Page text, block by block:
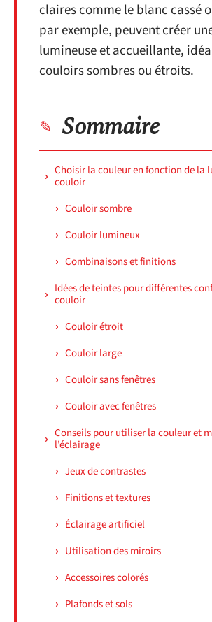
claires comme le blanc cassé
par exemple, peuvent créer
lumineuse et accueillante,
couloirs sombres ou étroits.
Sommaire
Choisir la couleur en fonction de la
couloir
Couloir sombre
Couloir lumineux
Combinaisons et finitions
Idées de teintes pour différentes
couloir
Couloir étroit
Couloir large
Couloir sans fenêtres
Couloir avec fenêtres
Conseils pour utiliser la couleur et
l’éclairage
Jeux de contrastes
Finitions et textures
Éclairage artificiel
Utilisation des miroirs
Accessoires colorés
Plafonds et sols